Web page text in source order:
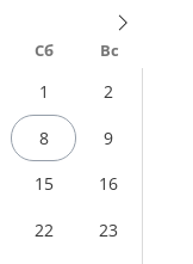
Сб Вс
1 2
8 9
15 16
22 23